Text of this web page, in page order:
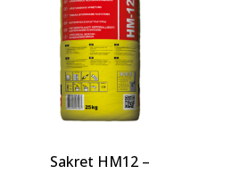
Sakret HM12 –